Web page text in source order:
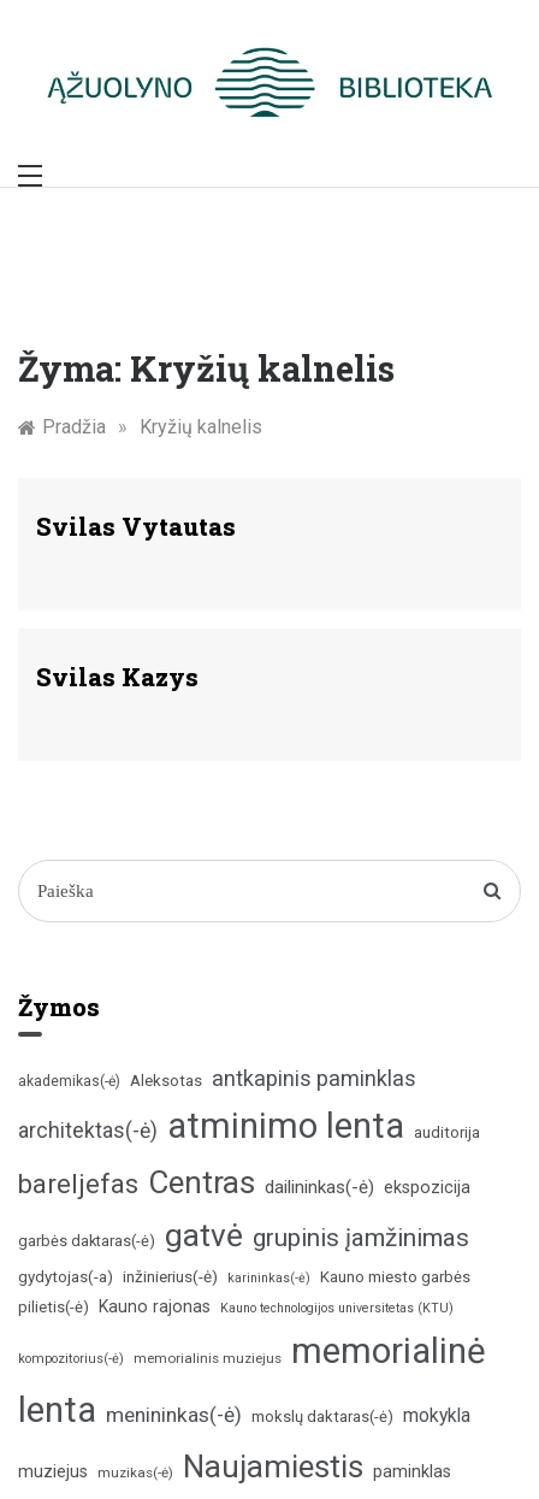
Žymūs Kauno
Žyma: Kryžių kalnelis
Pradžia » Kryžių kalnelis
Svilas Vytautas
Svilas Kazys
Žymos
akademikas(-ė) Aleksotas antkapinis paminklas
architektas(-ė) atminimo lenta auditorija
bareljefas Centras dailininkas(-ė) ekspozicija
garbės daktaras(-ė) gatvė grupinis įamžinimas
gydytojas(-a) inžinierius(-ė) karininkas(-ė)
Kauno miesto garbės
pilietis(-ė)
Kauno rajonas Kauno technologijos universitetas (KTU)
kompozitorius(-ė) memorialinis muziejus
memorialinė
lenta menininkas(-ė) mokslų daktaras(-ė) mokykla
muziejus muzikas(-ė) Naujamiestis paminklas